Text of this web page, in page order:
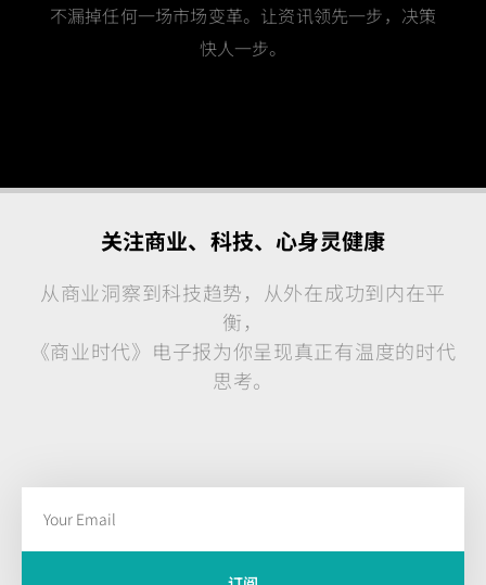
不漏掉任何一场市场变革。让资讯领先一步，决策
快人一步。
关注商业、科技、心身灵健康
从商业洞察到科技趋势，从外在成功到内在平
衡，
《商业时代》电子报为你呈现真正有温度的时代
思考。